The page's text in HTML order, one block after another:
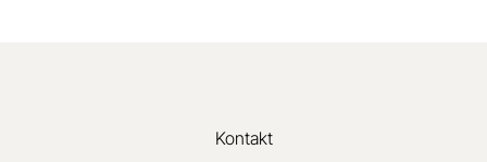
Kontakt